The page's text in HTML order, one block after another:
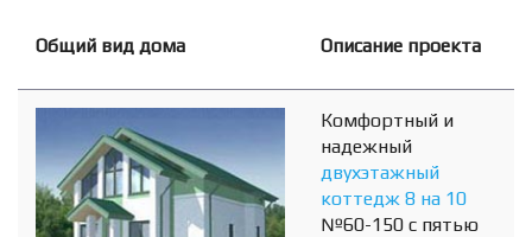
Общий вид дома Описание проекта
Комфортный и
надежный
двухэтажный
коттедж 8 на 10
№60-150 с пятью